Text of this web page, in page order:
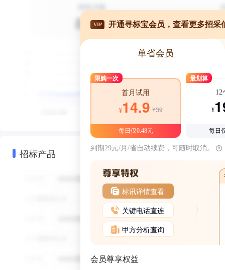
招标产品
VIP 开通寻标宝会员，查看更多招采
单省会员
限购一次
首月试用
¥14.9 ¥39
每日仅0.48元
最划算
12
¥
每日
到期29元/月/省自动续费，可随时取消。
标讯详情查看
关键电话直连
甲方分析查询
会员尊享权益